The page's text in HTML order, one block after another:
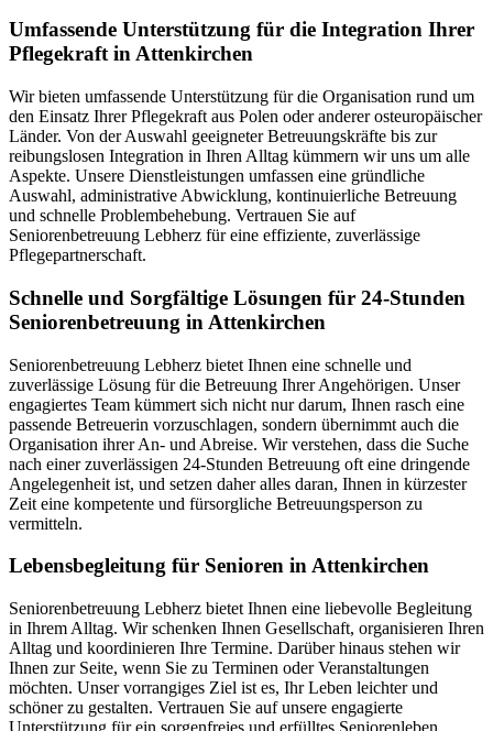
Umfassende Unterstützung für die Integration Ihrer
Pflegekraft in Attenkirchen
Wir bieten umfassende Unterstützung für die Organisation rund um
den Einsatz Ihrer Pflegekraft aus Polen oder anderer osteuropäischer
Länder. Von der Auswahl geeigneter Betreuungskräfte bis zur
reibungslosen Integration in Ihren Alltag kümmern wir uns um alle
Aspekte. Unsere Dienstleistungen umfassen eine gründliche
Auswahl, administrative Abwicklung, kontinuierliche Betreuung
und schnelle Problembehebung. Vertrauen Sie auf
Seniorenbetreuung Lebherz für eine effiziente, zuverlässige
Pflegepartnerschaft.
Schnelle und Sorgfältige Lösungen für 24-Stunden
Seniorenbetreuung in Attenkirchen
Seniorenbetreuung Lebherz bietet Ihnen eine schnelle und
zuverlässige Lösung für die Betreuung Ihrer Angehörigen. Unser
engagiertes Team kümmert sich nicht nur darum, Ihnen rasch eine
passende Betreuerin vorzuschlagen, sondern übernimmt auch die
Organisation ihrer An- und Abreise. Wir verstehen, dass die Suche
nach einer zuverlässigen 24-Stunden Betreuung oft eine dringende
Angelegenheit ist, und setzen daher alles daran, Ihnen in kürzester
Zeit eine kompetente und fürsorgliche Betreuungsperson zu
vermitteln.
Lebensbegleitung für Senioren in Attenkirchen
Seniorenbetreuung Lebherz bietet Ihnen eine liebevolle Begleitung
in Ihrem Alltag. Wir schenken Ihnen Gesellschaft, organisieren Ihren
Alltag und koordinieren Ihre Termine. Darüber hinaus stehen wir
Ihnen zur Seite, wenn Sie zu Terminen oder Veranstaltungen
möchten. Unser vorrangiges Ziel ist es, Ihr Leben leichter und
schöner zu gestalten. Vertrauen Sie auf unsere engagierte
Unterstützung für ein sorgenfreies und erfülltes Seniorenleben.